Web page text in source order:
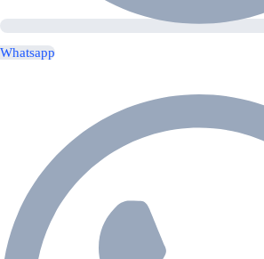
Whatsapp